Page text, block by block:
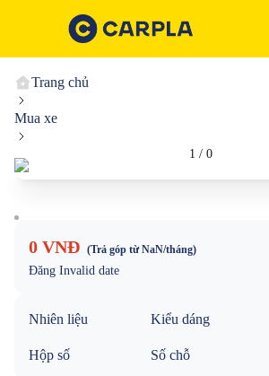
Trang chủ
Mua xe
1 / 0
0 VNĐ (Trả góp từNaN/tháng)
Đăng Invalid date
Nhiên liệu Kiểu dáng
Hộp số Số chỗ